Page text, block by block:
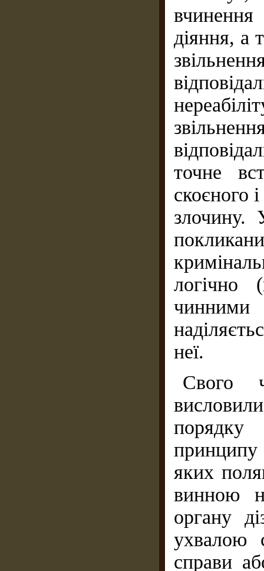
діяння, а
точне
скоєного
злочину.
логічно
неї.
Свого
порядку
принципу
яких
винною
органу
ухвалою
справи